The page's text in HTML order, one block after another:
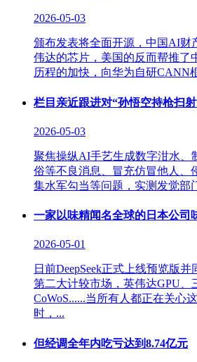
2026-05-03
颁布发表将全面开源，中国AI财
伟达的芯片，美国的反而帮推了
历程的加快，向华为自研CANN
栏目亲近跟进对“孙悟空持枪扫
2026-05-03
聚焦操纵AI手艺生成数字泔水、
俗等不良消息、冒充仿冒他人、
集水军勾当等问题，实测发觉部
一家以味精闻名全球的日本公司
2026-05-01
日前DeepSeek正式上线预览版
第二大计较市场，英伟达GPU、
CoWoS......当所有人都正在关心
时，...
但经调全年内吃亏达到8.74亿元